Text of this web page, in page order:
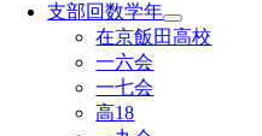
支部回数学年
在京飯田高校
一六会
一七会
高18